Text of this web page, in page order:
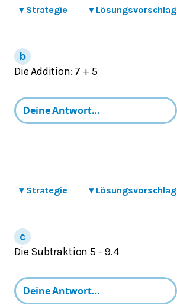
▾ Strategie ▾ Lösungsvorschlag
Die Addition: 7 + 5
▾ Strategie ▾ Lösungsvorschlag
Die Subtraktion 5 - 9.4